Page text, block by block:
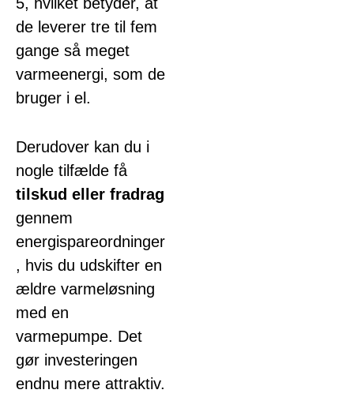
de leverer tre til fem
gange så meget
varmeenergi, som de
bruger i el.
Derudover kan du i
nogle tilfælde få
tilskud eller fradrag
gennem
energispareordninger
, hvis du udskifter en
ældre varmeløsning
med en
varmepumpe. Det
gør investeringen
endnu mere attraktiv.